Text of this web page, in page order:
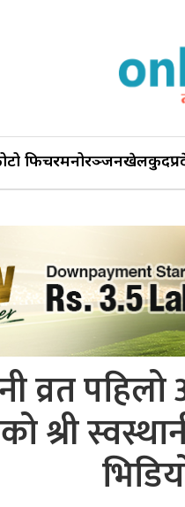
फिचरमनोरञ्जनखेलकुद
व्रत
श्री